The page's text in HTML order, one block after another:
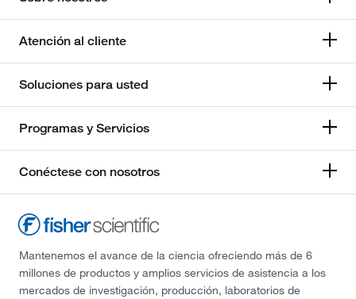
Atención al cliente
Soluciones para usted
Programas y Servicios
Conéctese con nosotros
Mantenemos el avance de la ciencia ofreciendo más de 6
millones de productos y amplios servicios de asistencia a los
mercados de investigación, producción, laboratorios de